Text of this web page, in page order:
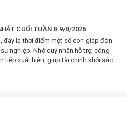
công việc, tài chính
và...
CUỐI TUẦN 8-9/8/2026
đây là thời điểm một số con giáp đón
nghiệp. Nhờ quý nhân hỗ trợ, công
tiếp xuất hiện, giúp tài chính khởi sắc